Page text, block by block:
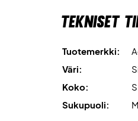
Tekniset
Tuotemerkki:
Väri:
Koko:
Sukupuoli: